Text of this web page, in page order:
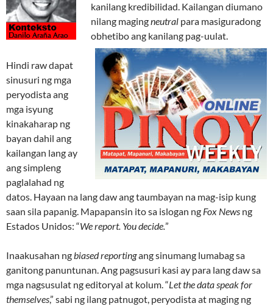
kanilang kredibilidad. Kailangan diumano
nilang magingneutral para masiguradong
obhetibo ang kanilang pag-uulat.
Hindi raw dapat
sinusuri ng mga
peryodista ang
mga isyung
kinakaharap ng
bayan dahil ang
kailangan lang ay
ang simpleng
paglalahad ng
datos. Hayaan na lang daw ang taumbayan na mag-isip kung
saan sila papanig. Mapapansin ito sa islogan ng Fox News ng
Estados Unidos: “We report. You decide.”
Inaakusahan ngbiased reportingang sinumang lumabag sa
ganitong panuntunan. Ang pagsusuri kasi ay para lang daw sa
mga nagsusulat ng editoryal at kolum. “Let the data speak for
themselves,” sabi ng ilang patnugot, peryodista at maging ng